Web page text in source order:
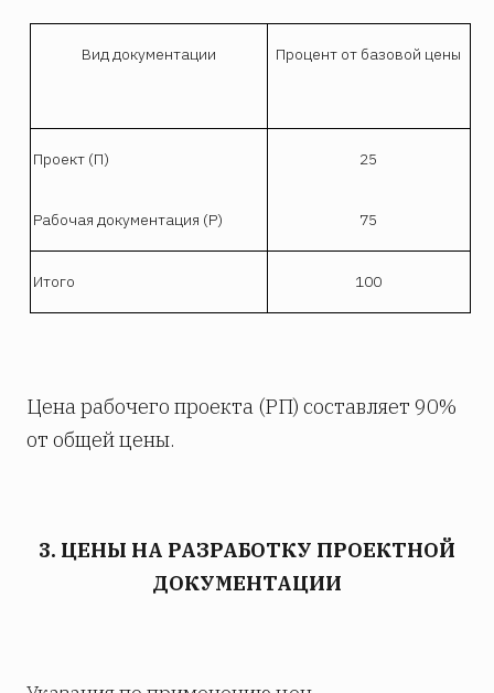
Вид документации Процент от базовой цены
Проект (П) 25
Рабочая документация (Р) 75
Итого 100
Цена рабочего проекта (РП) составляет 90%
от общей цены.
3. ЦЕНЫ НА РАЗРАБОТКУ ПРОЕКТНОЙ
ДОКУМЕНТАЦИИ